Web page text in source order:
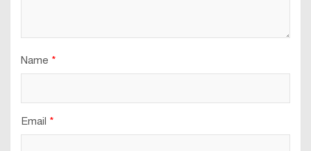
Name *
Email *